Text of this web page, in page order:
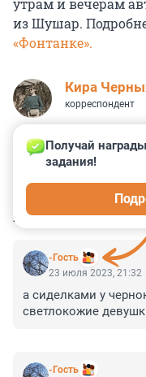
утрам и вечерам
из Шушар.
«Фонтанке».
Кира
корреспондент
КОММЕНТАРИИ
-Гость
Получай
задания!
23 июля 2023, 21:32
а сиделками у
светлокожие
-Гость